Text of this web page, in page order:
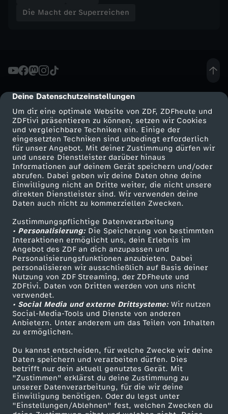
cmp-dialog-description
Deine Datenschutzeinstellungen
Um dir eine optimale Website von ZDF, ZDFheute und
ZDFtivi präsentieren zu können, setzen wir Cookies
und vergleichbare Techniken ein. Einige der
eingesetzten Techniken sind unbedingt erforderlich
für unser Angebot. Mit deiner Zustimmung dürfen wir
und unsere Dienstleister darüber hinaus
Informationen auf deinem Gerät speichern und/oder
abrufen. Dabei geben wir deine Daten ohne deine
Einwilligung nicht an Dritte weiter, die nicht unsere
direkten Dienstleister sind. Wir verwenden deine
Daten auch nicht zu kommerziellen Zwecken.
Zustimmungspflichtige Datenverarbeitung
• Personalisierung:Die Speicherung von bestimmten
Interaktionen ermöglicht uns, dein Erlebnis im
Angebot des ZDF an dich anzupassen und
Personalisierungsfunktionen anzubieten. Dabei
personalisieren wir ausschließlich auf Basis deiner
Nutzung von ZDF Streaming, der ZDFheute und
ZDFtivi. Daten von Dritten werden von uns nicht
verwendet.
• Social Media und externe Drittsysteme:Wir nutzen
Social-Media-Tools und Dienste von anderen
Anbietern. Unter anderem um das Teilen von Inhalten
zu ermöglichen.
Du kannst entscheiden, für welche Zwecke wir deine
Daten speichern und verarbeiten dürfen. Dies
betrifft nur dein aktuell genutztes Gerät. Mit
"Zustimmen" erklärst du deine Zustimmung zu
unserer Datenverarbeitung, für die wir deine
Einwilligung benötigen. Oder du legst unter
"Einstellungen/Ablehnen" fest, welchen Zwecken du
Die Macht der Superreichen
Mehr ZDF
ZDF-Apps
Smart TV
ZDFtext
Livestreams
Sendungen A-Z
TV-Programm
Service
ZDFmitreden
Kontakt zum ZDF
Tickets
Zuschauerservice
Hilfe
ZDF Unternehmen
Karriere
ZDF goes Schule
Werbefernsehen
Mainzelmännchen